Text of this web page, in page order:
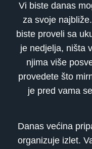
Vi biste danas
za svoje
biste proveli sa
je nedjelja, ništa
njima više
provedete što
je pred vama
Danas većina
organizuje izlet.